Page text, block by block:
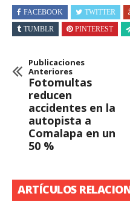
FACEBOOK TWITTER
TUMBLR
PINTEREST
Publicaciones
Anteriores
Fotomultas
reducen
accidentes en la
autopista a
Comalapa en un
50 %
ARTÍCULOS